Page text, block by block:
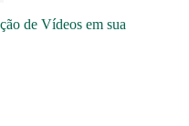
de Vídeos em sua